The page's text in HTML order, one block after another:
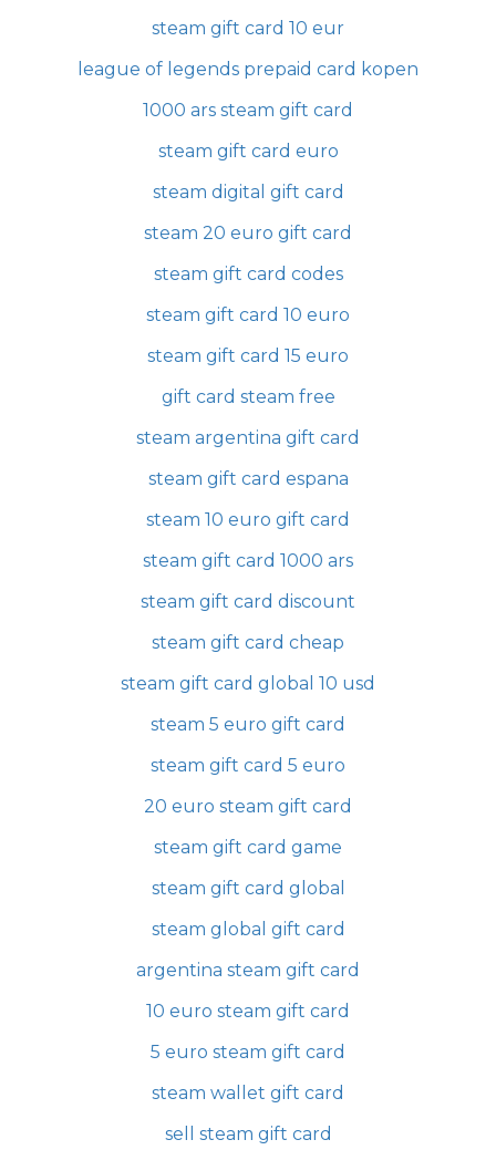
steam gift card 10 eur
league of legends prepaid card kopen
1000 ars steam gift card
steam gift card euro
steam digital gift card
steam 20 euro gift card
steam gift card codes
steam gift card 10 euro
steam gift card 15 euro
gift card steam free
steam argentina gift card
steam gift card espana
steam 10 euro gift card
steam gift card 1000 ars
steam gift card discount
steam gift card cheap
steam gift card global 10 usd
steam 5 euro gift card
steam gift card 5 euro
20 euro steam gift card
steam gift card game
steam gift card global
steam global gift card
argentina steam gift card
10 euro steam gift card
5 euro steam gift card
steam wallet gift card
sell steam gift card